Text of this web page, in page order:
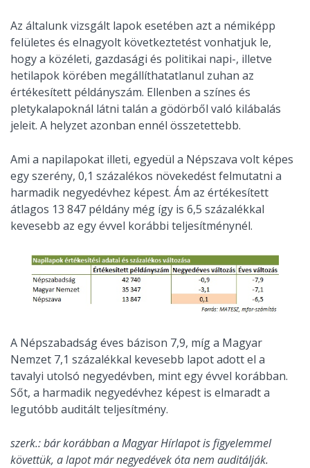
Az általunk vizsgált lapok esetében azt a némiképp
felületes és elnagyolt következtetést vonhatjuk le,
hogy a közéleti, gazdasági és politikai napi-, illetve
hetilapok körében megállíthatatlanul zuhan az
értékesített példányszám. Ellenben a színes és
pletykalapoknál látni talán a gödörből való kilábalás
jeleit. A helyzet azonban ennél összetettebb.
Ami a napilapokat illeti, egyedül a Népszava volt képes
egy szerény, 0,1 százalékos növekedést felmutatni a
harmadik negyedévhez képest. Ám az értékesített
átlagos 13 847 példány még így is 6,5 százalékkal
kevesebb az egy évvel korábbi teljesítménynél.
A Népszabadság éves bázison 7,9, míg a Magyar
Nemzet 7,1 százalékkal kevesebb lapot adott el a
tavalyi utolsó negyedévben, mint egy évvel korábban.
Sőt, a harmadik negyedévhez képest is elmaradt a
legutóbb auditált teljesítmény.
szerk.: bár korábban a Magyar Hírlapot is figyelemmel
követtük, a lapot már negyedévek óta nem auditálják.